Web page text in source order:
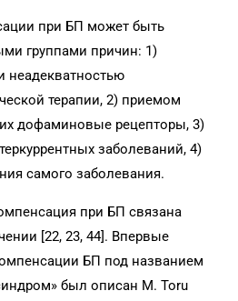
при БП может быть
группами причин: 1)
неадекватностью
терапии, 2) приемом
дофаминовые рецепторы, 3)
заболеваний, 4)
самого заболевания.
при БП связана
[22, 23, 44]. Впервые
БП под названием
был описан M. Toru